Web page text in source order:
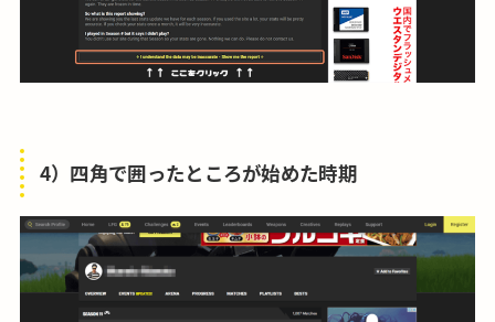
4）四角で囲ったところが始めた時期